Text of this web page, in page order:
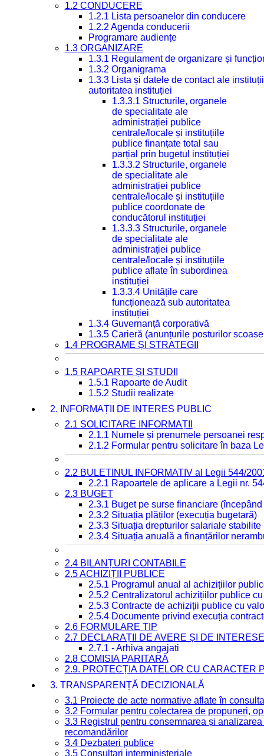
1.2 CONDUCERE
1.2.1 Lista persoanelor din conducere
1.2.2 Agenda conducerii
Programare audiențe
1.3 ORGANIZARE
1.3.1 Regulament de organizare și
1.3.2 Organigrama
1.3.3 Lista și datele de contact ale
autoritatea instituției
1.3.3.1 Structurile, organele
de specialitate ale
administrației publice
centrale/locale și instituțiile
publice finanțate total sau
parțial prin bugetul instituției
1.3.3.2 Structurile, organele
de specialitate ale
administrației publice
centrale/locale și instituțiile
publice coordonate de
conducătorul instituției
1.3.3.3 Structurile, organele
de specialitate ale
administrației publice
centrale/locale și instituțiile
publice aflate în subordinea
instituției
1.3.3.4 Unitățile care
funcționează sub autoritatea
instituției
1.3.4 Guvernanță corporativă
1.3.5 Carieră (anunțurile posturilor
1.4 PROGRAME ȘI STRATEGII
1.5 RAPOARTE ȘI STUDII
1.5.1 Rapoarte de Audit
1.5.2 Studii realizate
2. INFORMAȚII DE INTERES PUBLIC
2.1 SOLICITARE INFORMAȚII
2.1.1 Numele și prenumele persoanei
2.1.2 Formular pentru solicitare în baza
2.2 BULETINUL INFORMATIV al Legii 544/
2.2.1 Rapoartele de aplicare a Legii nr.
2.3 BUGET
2.3.1 Buget pe surse financiare
2.3.2 Situația plăților (execuția bugetară)
2.3.3 Situația drepturilor salariale
2.3.4 Situația anuală a finanțărilor
2.4 BILANȚURI CONTABILE
2.5 ACHIZIȚII PUBLICE
2.5.1 Programul anual al achizițiilor
2.5.2 Centralizatorul achizițiilor publice
2.5.3 Contracte de achiziții publice cu
2.5.4 Documente privind execuția
2.6 FORMULARE TIP
2.7 DECLARAȚII DE AVERE ȘI DE INTERESE
2.7.1 - Arhiva angajati
2.8 COMISIA PARITARĂ
2.9. PROTECȚIA DATELOR CU CARACTER
3. TRANSPARENȚĂ DECIZIONALĂ
3.1 Proiecte de acte normative aflate în
3.2 Formular pentru colectarea de propuneri,
3.3 Registrul pentru consemnarea și
recomandărilor
3.4 Dezbateri publice
3.5 Consultari interministeriale